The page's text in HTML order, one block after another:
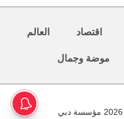
اقتصاد العالم
موضة وجمال